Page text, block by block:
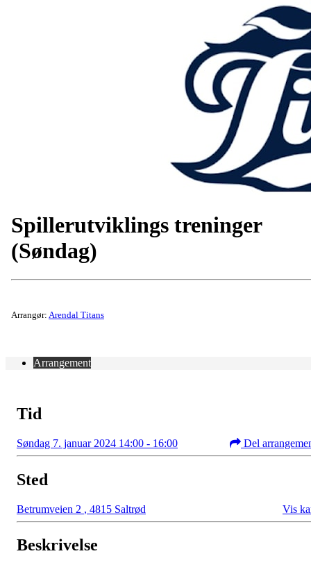
Spillerutviklings treninger
(Søndag)
Arrangør: Arendal Titans
Arrangement
Tid
Søndag 7. januar 2024 14:00 - 16:00 Del
Sted
Betrumveien 2 , 4815 Saltrød Vis
Beskrivelse